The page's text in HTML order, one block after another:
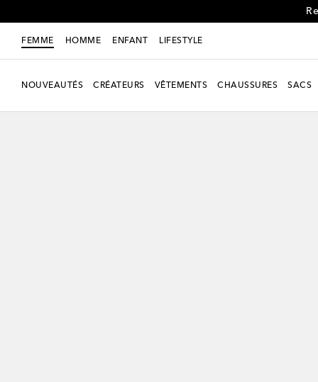
FEMME HOMME ENFANT LIFESTYLE
NOUVEAUTÉS CRÉATEURS VÊTEMENTS CHAUSSURES SACS